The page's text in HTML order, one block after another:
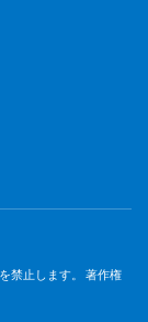
禁止します。 著作権